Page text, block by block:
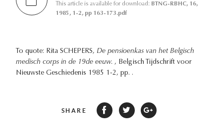
This article is available for download: BTNG-RBHC, 16,
1985, 1-2, pp 163-173.pdf
To quote: Rita SCHEPERS, De pensioenkas van het Belgisch
medisch corps in de 19de eeuw. , Belgisch Tijdschrift voor
Nieuwste Geschiedenis 1985 1-2, pp. .
SHARE